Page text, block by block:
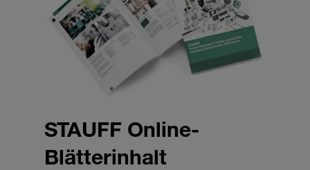
STAUFF Online-
Blätterinhalt